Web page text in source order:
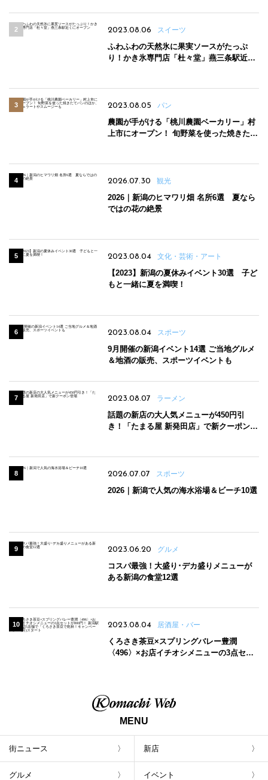
2023.08.06 スイーツ
ふわふわの天然氷に果実ソースがたっぷ
り！かき氷専門店「杜々堂」燕三条駅近く
2023.08.05 パン
農園が手がける「桃川農園ベーカリー」村
上市にオープン！ 旬野菜を使った焼きたて
2026.07.30 観光
2026｜新潟のヒマワリ畑 名所6選 夏なら
ではの花の絶景
2023.08.04 文化・芸術・アート
【2023】新潟の夏休みイベント30選 子ど
もと一緒に夏を満喫！
2023.08.04 スポーツ
9月開催の新潟イベント14選 ご当地グルメ
＆地酒の販売、スポーツイベントも
2023.08.07 ラーメン
話題の新店の大人気メニューが450円引
き！「たまる屋 新発田店」で新クーポン登
2026.07.07 スポーツ
2026｜新潟で人気の海水浴場＆ビーチ10選
2023.06.20 グルメ
コスパ最強！大盛り･デカ盛りメニューが
ある新潟の食堂12選
2023.08.04 居酒屋・バー
くろさき茶豆×スプリングバレー豊潤
〈496〉×お店イチオシメニューの3点セッ
MENU
街ニュース 新店
グルメ イベント